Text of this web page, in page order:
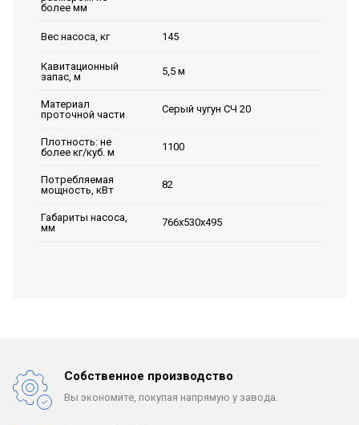
более мм
Вес насоса, кг 145
Кавитационный
запас, м
5,5 м
Материал
проточной части
Серый чугун СЧ 20
Плотность: не
более кг/куб. м
1100
Потребляемая
мощность, кВт
82
Габариты насоса,
мм
766х530х495
Собственное производство
Вы экономите, покупая напрямую у завода.